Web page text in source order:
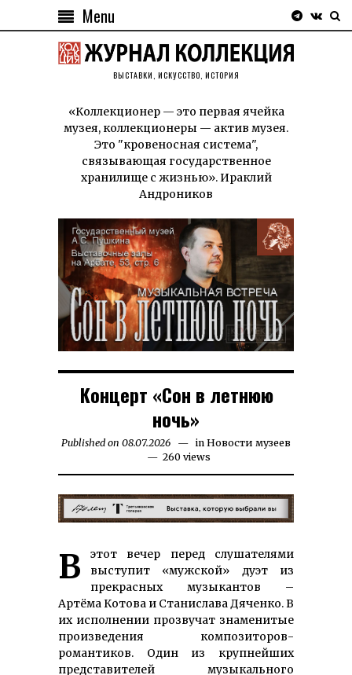
Menu
ВЫСТАВКИ, ИСКУССТВО, ИСТОРИЯ
«Коллекционер — это первая ячейка
музея, коллекционеры — актив музея.
Это "кровеносная система",
связывающая государственное
хранилище с жизнью». Ираклий
Андроников
Концерт «Сон в летнюю
ночь»
Published on 08.07.2026 12.07.2026
in Новости музеев
260 views
В этот вечер перед слушателями
выступит «мужской» дуэт из
прекрасных музыкантов –
Артёма Котова и Станислава Дяченко. В
их исполнении прозвучат знаменитые
произведения композиторов-
романтиков. Один из крупнейших
представителей музыкального